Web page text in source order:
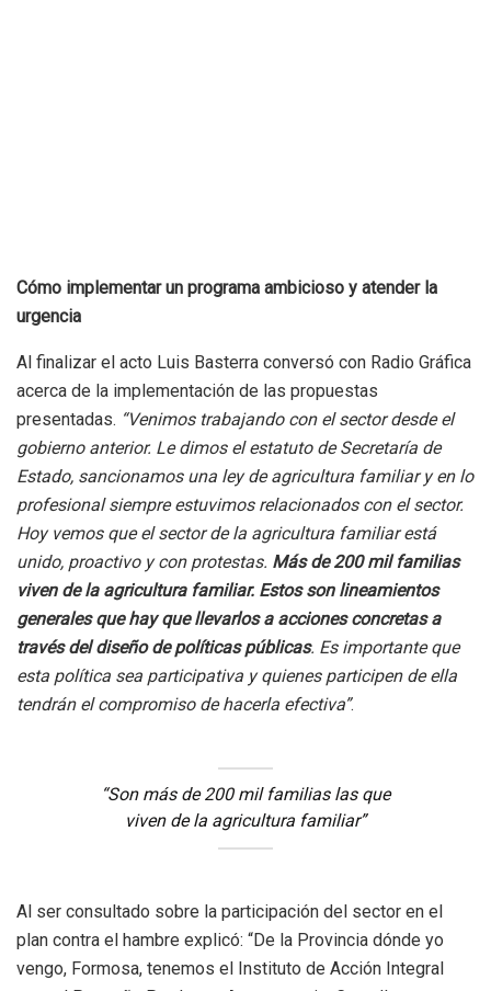
Cómo implementar un programa ambicioso y atender la
urgencia
Al finalizar el acto Luis Basterra conversó con Radio Gráfica
acerca de la implementación de las propuestas
presentadas. “Venimos trabajando con el sector desde el
gobierno anterior. Le dimos el estatuto de Secretaría de
Estado, sancionamos una ley de agricultura familiar y en lo
profesional siempre estuvimos relacionados con el sector.
Hoy vemos que el sector de la agricultura familiar está
unido, proactivo y con protestas. Más de 200 mil familias
viven de la agricultura familiar. Estos son lineamientos
generales que hay que llevarlos a acciones concretas a
través del diseño de políticas públicas. Es importante que
esta política sea participativa y quienes participen de ella
tendrán el compromiso de hacerla efectiva”.
“Son más de 200 mil familias las que
viven de la agricultura familiar”
Al ser consultado sobre la participación del sector en el
plan contra el hambre explicó: “De la Provincia dónde yo
vengo, Formosa, tenemos el Instituto de Acción Integral